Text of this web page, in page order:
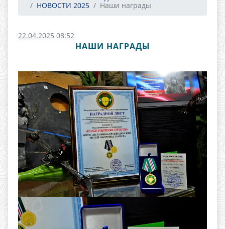
НОВОСТИ 2025
Наши награды
22.04.2025 08:52
НАШИ НАГРАДЫ